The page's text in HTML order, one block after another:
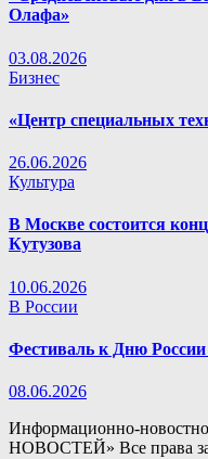
Олафа»
03.08.2026
Бизнес
«Центр специальных
26.06.2026
Культура
В Москве состоится
Кутузова
10.06.2026
В России
Фестиваль к Дню
08.06.2026
Информационно-
НОВОСТЕЙ» Все права